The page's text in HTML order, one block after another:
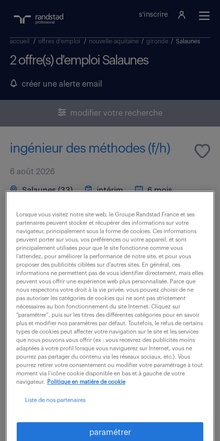
s'inscrire
accueil / offres d'emploi / nouvelle-aquitaine / gironde / Salaunes
2 offre(s) d'emploi Salaunes
créer une alerte email
modifier votre recherche
ingénieur des méthodes (f/h)
6 août 2026
Salaunes (33) intérim
6 mois
Cadre-FA - Gestionnaire amelioration de la
performance Ce poste, basé à SALAUNES est à
pourvoir dans le cadre d'une mission d'une durée de
6mois. La rémunération brute annuelle est à...
voir l'offre
contrôleur de gestion (f/h)
7 juillet 2026
1. CO-PILOTEZ LA PERFORMANCE FINANCIÈRE
Lorsque vous visitez notre site web, le Groupe Randstad France et ses
partenaires peuvent stocker et récupérer des informations sur votre
navigateur, principalement sous la forme de cookies. Ces informations
peuvent porter sur vous, vos préférences ou votre appareil, et sont
principalement utilisées pour que le site fonctionne comme vous
l’attendez, pour améliorer la performance de notre site, et pour vous
proposer des publicités ciblées sur d’autres sites. En général, ces
informations ne permettent pas de vous identifier directement, mais elles
peuvent vous offrir une expérience web plus personnalisée. Parce que
nous respectons votre droit à la vie privée, vous pouvez choisir de ne
pas autoriser les catégories de cookies qui ne sont pas strictement
nécessaires au bon fonctionnement du site Internet. Cliquez sur
“paramétrer”, puis sur les titres des différentes catégories pour en savoir
plus et modifier nos paramètres par défaut. Toutefois, le refus de certains
types de cookies peut affecter votre navigation sur le site et les services
que nous pouvons vous offrir (ex : vous recevrez des publicités moins
adaptées à votre profil lorsque vous naviguerez sur Internet, vous ne
pourrez pas partager du contenu via les réseaux sociaux, etc.). Vous
pourrez retirer votre consentement ou modifier votre paramétrage à tout
moment via l’icône cookie disponible en bas et à gauche de votre
navigateur.
Politique en matière de cookie
Liste de nos partenaires
paramétrer